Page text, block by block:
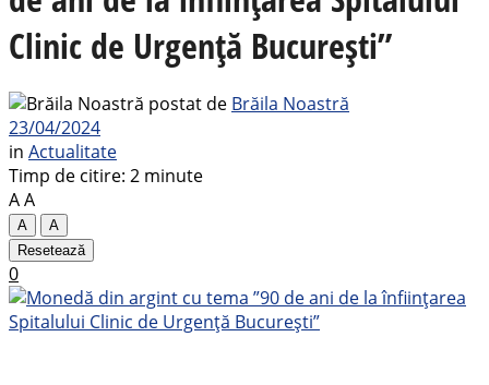
Clinic de Urgență București”
postat de Brăila Noastră
23/04/2024
in Actualitate
Timp de citire: 2 minute
AA
A
A
Resetează
0